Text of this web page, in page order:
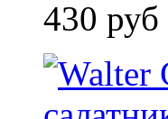
430 руб